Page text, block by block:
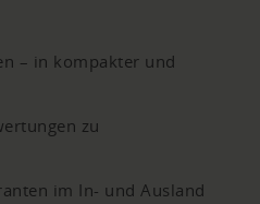
– in kompakter und
zu
im In- und Ausland